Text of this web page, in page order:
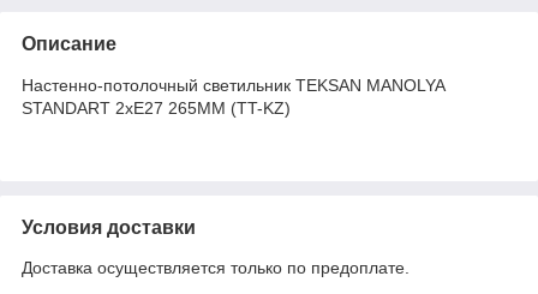
Описание
Настенно-потолочный светильник TEKSAN MANOLYA
STANDART 2хE27 265MM (TT-KZ)
Условия доставки
Доставка осуществляется только по предоплате.